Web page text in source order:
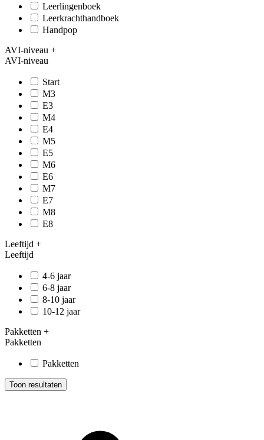
Leerlingenboek
Leerkrachthandboek
Handpop
AVI-niveau +
AVI-niveau
Start
M3
E3
M4
E4
M5
E5
M6
E6
M7
E7
M8
E8
Leeftijd +
Leeftijd
4-6 jaar
6-8 jaar
8-10 jaar
10-12 jaar
Pakketten +
Pakketten
Pakketten
Toon resultaten